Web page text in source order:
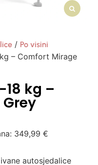
/ Po visini
– Comfort Mirage
18 kg –
349,99€
autosjedalice